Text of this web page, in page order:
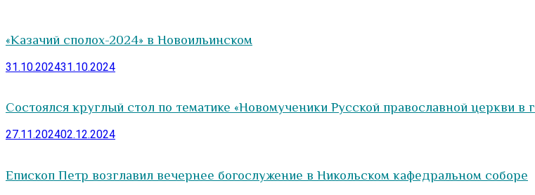
«Казачий сполох-2024» в Новоильинском
31.10.202431.10.2024
Состоялся круглый стол по тематике «Новомученики Русской православной церкви в
27.11.202402.12.2024
Епископ Петр возглавил вечернее богослужение в Никольском кафедральном соборе